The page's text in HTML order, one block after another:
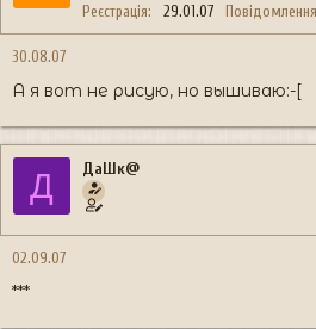
Реєстрація 29.01.07 Повідомлення
30.08.07
А я вот не рисую, но вышиваю:-[
Д ДаШк@
02.09.07
***